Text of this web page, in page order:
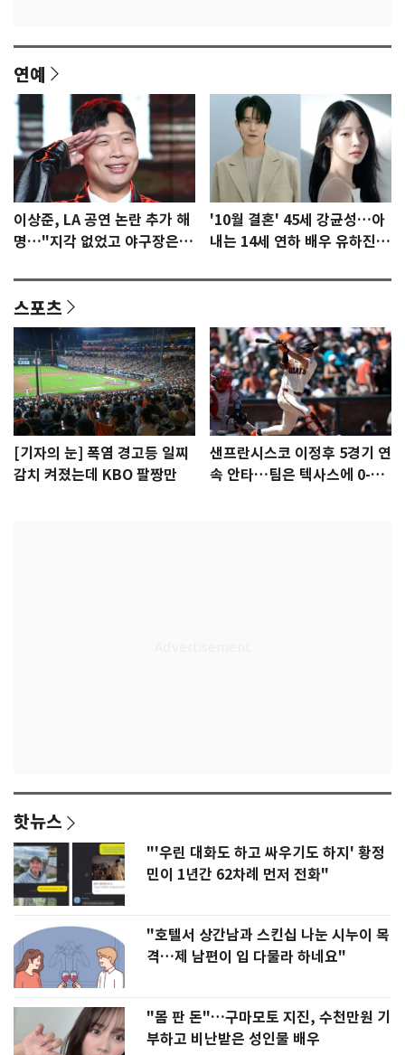
연예
이상준, LA 공연 논란 추가 해
명…"지각 없었고 야구장은
'10월 결혼' 45세 강균성…아
내는 14세 연하 배우 유하진
스포츠
[기자의 눈] 폭염 경고등 일찌
감치 켜졌는데 KBO 팔짱만
샌프란시스코 이정후 5경기 연
속 안타…팀은 텍사스에 0-6
핫뉴스
"'우린 대화도 하고 싸우기도 하지' 황정
민이 1년간 62차례 먼저 전화"
"호텔서 상간남과 스킨십 나눈 시누이 목
격…제 남편이 입 다물라 하네요"
"몸 판 돈"…구마모토 지진, 수천만원 기
부하고 비난받은 성인물 배우